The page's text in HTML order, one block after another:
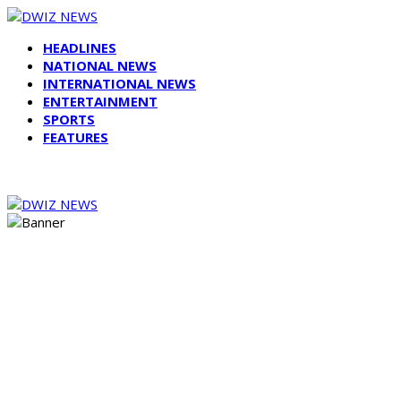
HEADLINES
NATIONAL NEWS
INTERNATIONAL NEWS
ENTERTAINMENT
SPORTS
FEATURES